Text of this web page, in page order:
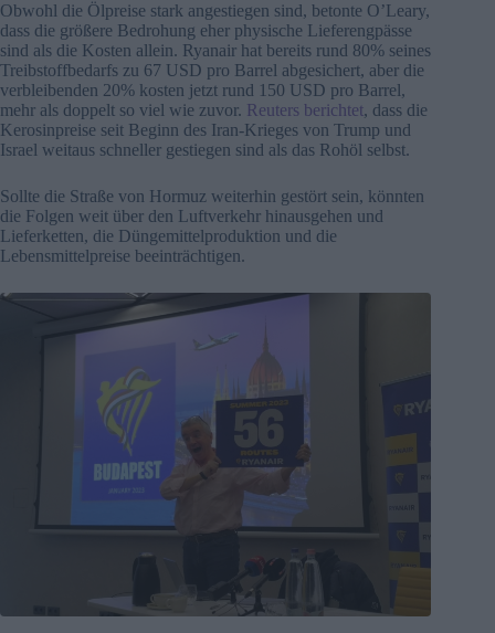
Obwohl die Ölpreise stark angestiegen sind, betonte O’Leary,
dass die größere Bedrohung eher physische Lieferengpässe
sind als die Kosten allein. Ryanair hat bereits rund 80% seines
Treibstoffbedarfs zu 67 USD pro Barrel abgesichert, aber die
verbleibenden 20% kosten jetzt rund 150 USD pro Barrel,
mehr als doppelt so viel wie zuvor. Reuters berichtet, dass die
Kerosinpreise seit Beginn des Iran-Krieges von Trump und
Israel weitaus schneller gestiegen sind als das Rohöl selbst.
Sollte die Straße von Hormuz weiterhin gestört sein, könnten
die Folgen weit über den Luftverkehr hinausgehen und
Lieferketten, die Düngemittelproduktion und die
Lebensmittelpreise beeinträchtigen.